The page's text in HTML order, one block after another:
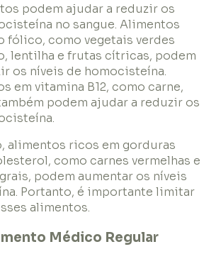
podem ajudar a reduzir os
no sangue. Alimentos
fólico, como vegetais verdes
lentilha e frutas cítricas, podem
os níveis de homocisteína.
em vitamina B12, como carne,
podem ajudar a reduzir os
alimentos ricos em gorduras
como carnes vermelhas e
podem aumentar os níveis
Portanto, é importante limitar
alimentos.
Médico Regular